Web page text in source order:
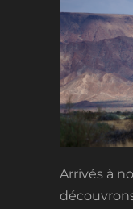
Arrivés à